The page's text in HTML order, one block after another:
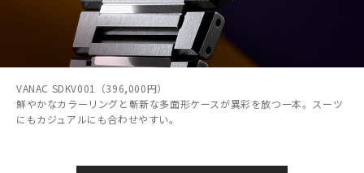
VANAC SDKV001（396,000円）
鮮やかなカラーリングと斬新な多面形ケースが異彩を放つ一本。スーツ
にもカジュアルにも合わせやすい。